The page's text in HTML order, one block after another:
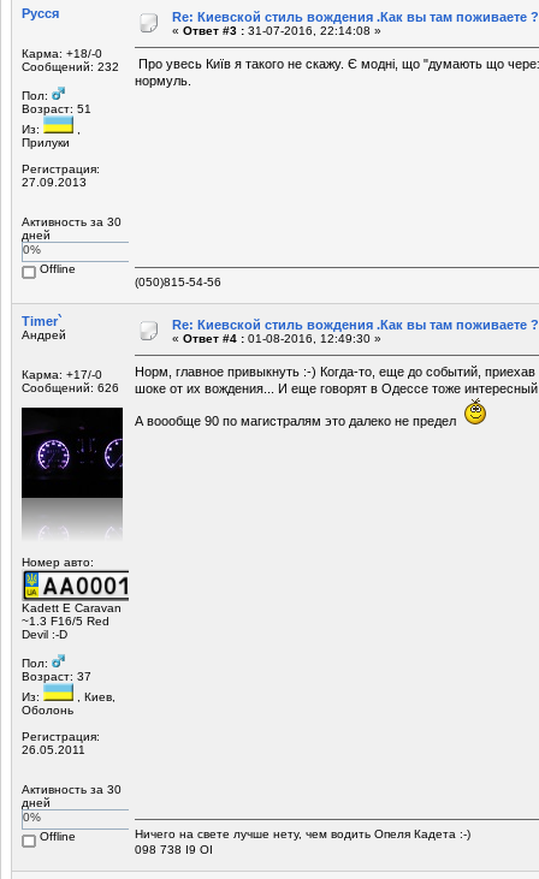
Русся
Карма: +18/-0
Сообщений: 232
Пол:
Возраст: 51
Из:
Прилуки
Регистрация:
27.09.2013
Активность за 30
дней
0%
Offline
Re: Киевской стиль вождения .Как вы там поживаете ?
« Ответ #3 : 31-07-2016, 22:14:08 »
Про увесь Київ я такого не скажу. Є модні, що "думають що
нормуль.
(050)815-54-56
Timer`
Андрей
Карма: +17/-0
Сообщений: 626
Номер авто:
Kadett E Caravan
~1.3 F16/5 Red
Devil :-D
Пол:
Возраст: 37
Из:
, Киев,
Оболонь
Регистрация:
26.05.2011
Активность за 30
дней
0%
Offline
Re: Киевской стиль вождения .Как вы там поживаете ?
« Ответ #4 : 01-08-2016, 12:49:30 »
Норм, главное привыкнуть :-) Когда-то, еще до событий,
шоке от их вождения... И еще говорят в Одессе тоже
А воообще 90 по магистралям это далеко не предел
Ничего на свете лучше нету, чем водить Опеля Кадета :-)
098 738 I9 OI